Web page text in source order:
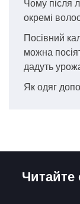
Чому після
окремі
Посівний
можна
дадуть
Як одяг
Читайте